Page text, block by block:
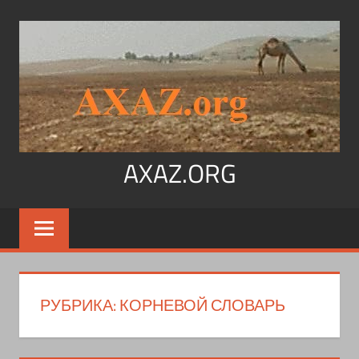
содержимому
AXAZ.ORG
Арабский
язык,
арамейский.
читать
РУБРИКА:КОРНЕВОЙ СЛОВАРЬ